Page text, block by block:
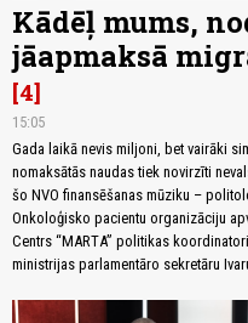
Kādēļ mums,
jāapmaksā
4
15:05
Gada laikā nevis miljoni, bet vairāki
nomaksātās naudas tiek novirzīti
šo NVO finansēšanas mūziku –
Onkoloģisko pacientu organizāciju
Centrs “MARTA” politikas
ministrijas parlamentāro sekretāru